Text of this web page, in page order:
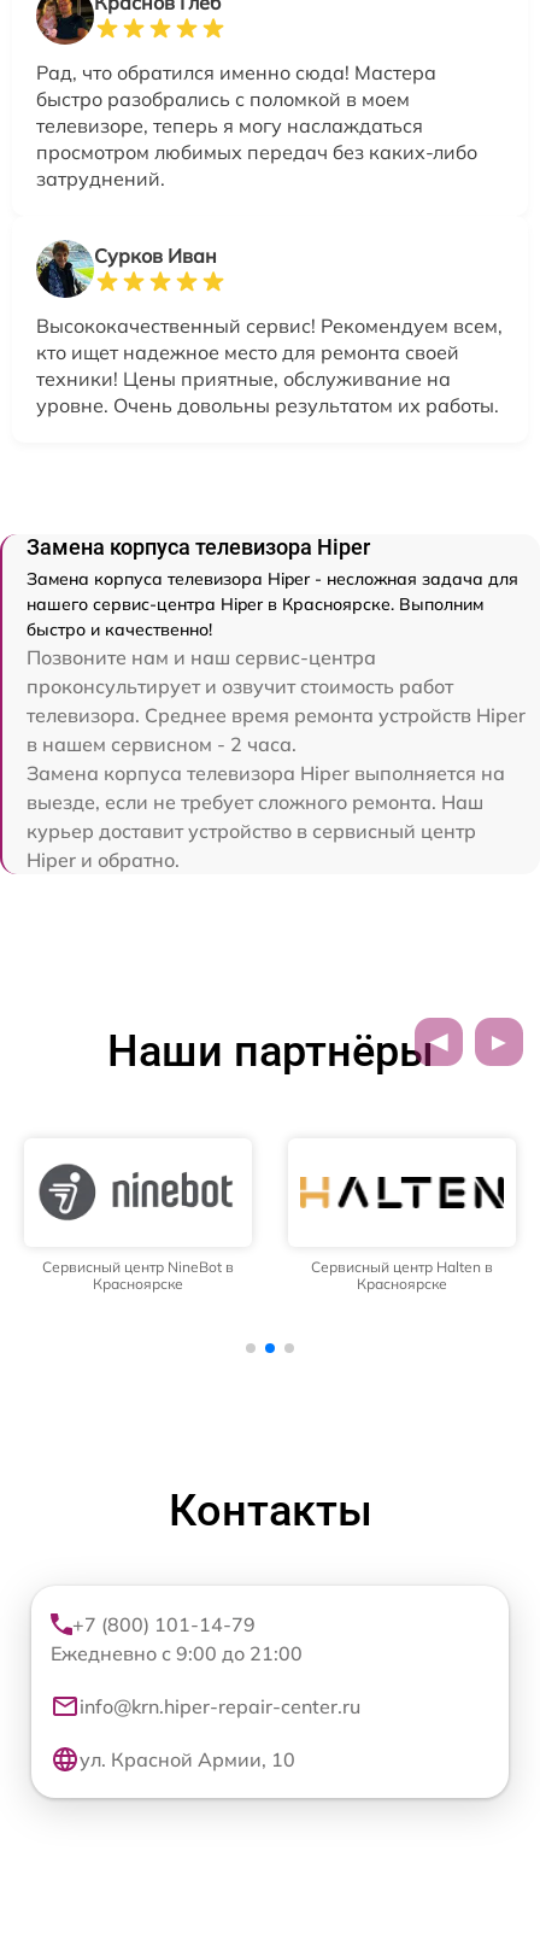
Рад, что обратился именно сюда! Мастера
быстро разобрались с поломкой в моем
телевизоре, теперь я могу наслаждаться
просмотром любимых передач без каких-либо
затруднений.
Сурков Иван
Высококачественный сервис! Рекомендуем всем,
кто ищет надежное место для ремонта своей
техники! Цены приятные, обслуживание на
уровне. Очень довольны результатом их работы.
Замена корпуса телевизора Hiper
Замена корпуса телевизора Hiper - несложная задача для
нашего сервис-центра Hiper в Красноярске. Выполним
быстро и качественно!
Позвоните нам и наш сервис-центра
проконсультирует и озвучит стоимость работ
телевизора. Среднее время ремонта устройств Hiper
в нашем сервисном - 2 часа.
Замена корпуса телевизора Hiper выполняется на
выезде, если не требует сложного ремонта. Наш
курьер доставит устройство в сервисный центр
Hiper и обратно.
Наши партнёры
Сервисный центр NineBot в
Красноярске
Сервисный центр Halten в
Красноярске
Контакты
+7 (800) 101-14-79
Ежедневно с 9:00 до 21:00
info@krn.hiper-repair-center.ru
ул. Красной Армии, 10